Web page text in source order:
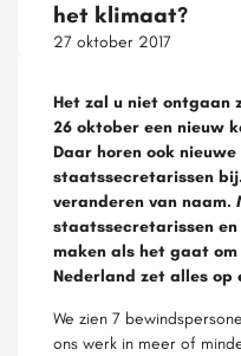
het klimaat?
27 oktober 2017
Het zal u niet ontgaan
26 oktober een nieuw
Daar horen ook
staatssecretarissen
veranderen van naam.
staatssecretarissen
maken als het gaat
Nederland zet alles op
We zien 7
ons werk in meer of